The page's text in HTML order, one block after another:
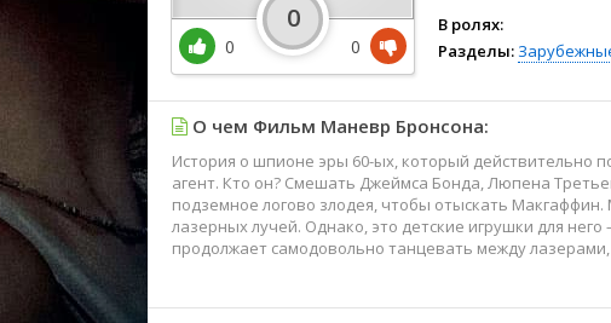
В ролях:
Разделы:
0
0
0
О чем Фильм Маневр Бронсона:
История о шпионе эры 60-ых, который действительно
агент. Кто он? Смешать Джеймса Бонда, Люпена
подземное логово злодея, чтобы отыскать
лазерных лучей. Однако, это детские игрушки для
продолжает самодовольно танцевать между